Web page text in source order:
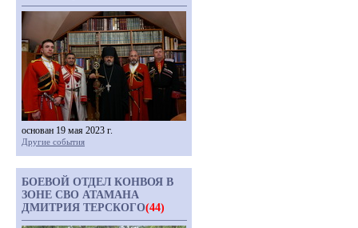
основан 19 мая 2023 г.
Другие события
БОЕВОЙ ОТДЕЛ КОНВОЯ В
ЗОНЕ СВО АТАМАНА
ДМИТРИЯ ТЕРСКОГО(44)